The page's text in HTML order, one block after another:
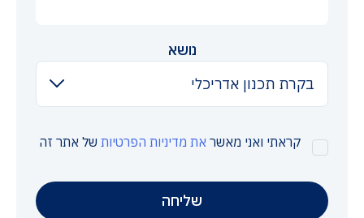
נושא
בקרת תכנון אדריכלי
הסכמה
למדיניות
קראתי ואני מאשר את מדיניות הפרטיות של אתר זה